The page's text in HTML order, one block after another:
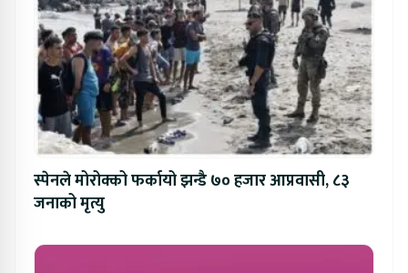
स्पेनले मोरोक्को फर्कायो झन्डै ७० हजार आप्रवासी, ८३
जनाको मृत्यु